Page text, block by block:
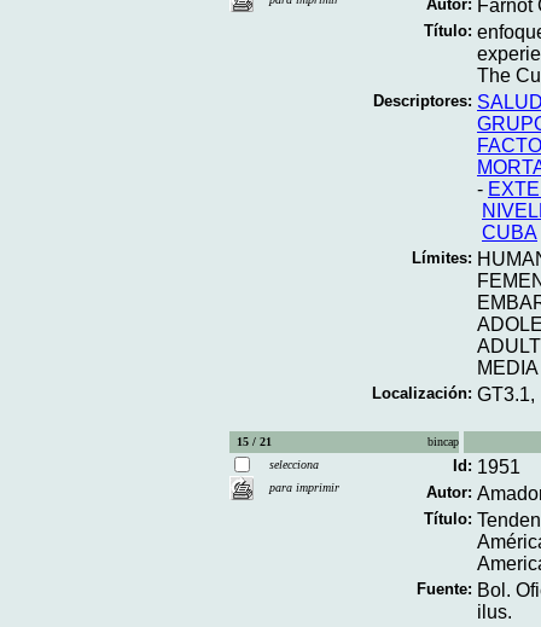
Autor: Farnot
Título:
The
Descriptores:
-
CUBA
Límites:
Localización: GT3.1,
15 / 21
bincap
selecciona
para imprimir
Id: 1951
Autor:
Título:
Fuente: Bol.
ilus.